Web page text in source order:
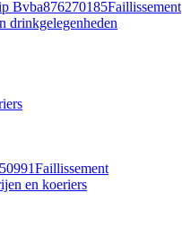
Bvba876270185Faillissement
drinkgelegenheden
Faillissement
en koeriers